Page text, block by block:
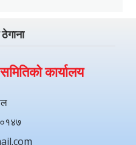
तथा अधिककार के के हो
कार्यालय